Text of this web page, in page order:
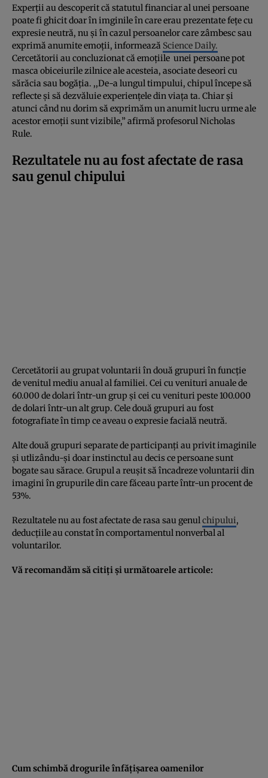
Experţii au descoperit că statutul financiar al unei persoane
poate fi ghicit doar în imginile în care erau prezentate feţe cu
expresie neutră, nu şi în cazul persoanelor care zâmbesc sau
exprimă anumite emoţii, informează Science Daily.
Cercetătorii au concluzionat că emoţiile unei persoane pot
masca obiceiurile zilnice ale acesteia, asociate deseori cu
sărăcia sau bogăţia. ,,De-a lungul timpului, chipul începe să
reflecte şi să dezvăluie experienţele din viaţa ta. Chiar şi
atunci când nu dorim să exprimăm un anumit lucru urme ale
acestor emoţii sunt vizibile,” afirmă profesorul Nicholas
Rule.
Rezultatele nu au fost afectate de rasa
sau genul chipului
Cercetătorii au grupat voluntarii în două grupuri în funcţie
de venitul mediu anual al familiei. Cei cu venituri anuale de
60.000 de dolari într-un grup şi cei cu venituri peste 100.000
de dolari într-un alt grup. Cele două grupuri au fost
fotografiate în timp ce aveau o expresie facială neutră.
Alte două grupuri separate de participanţi au privit imaginile
şi utlizându-şi doar instinctul au decis ce persoane sunt
bogate sau sărace. Grupul a reuşit să încadreze voluntarii din
imagini în grupurile din care făceau parte într-un procent de
53%.
Rezultatele nu au fost afectate de rasa sau genulchipului,
deducțiile au constat în comportamentul nonverbal al
voluntarilor.
Vă recomandăm să citiţi şi următoarele articole:
Cum schimbă drogurile înfăţişarea oamenilor